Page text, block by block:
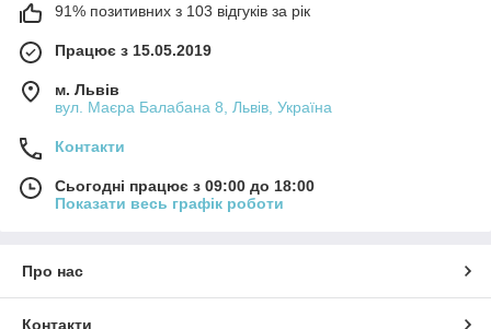
91% позитивних з 103 відгуків за рік
Працює з 15.05.2019
м. Львів
вул. Маєра Балабана 8, Львів, Україна
Контакти
Сьогодні працює з 09:00 до 18:00
Показати весь графік роботи
Про нас
Контакти